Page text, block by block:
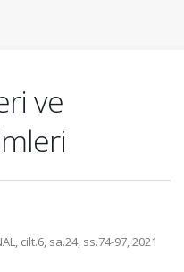
ve
cilt.6, sa.24, ss.74-97, 2021